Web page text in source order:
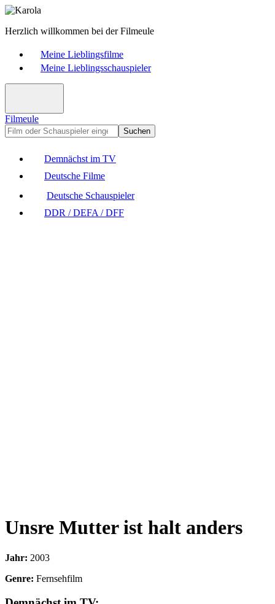
Herzlich willkommen bei der Filmeule
Meine Lieblingsfilme
Meine Lieblingsschauspieler
Filmeule
Suchen
Demnächst im TV
Deutsche Filme
Deutsche Schauspieler
DDR / DEFA / DFF
Unsre Mutter ist halt anders
Jahr: 2003
Genre: Fernsehfilm